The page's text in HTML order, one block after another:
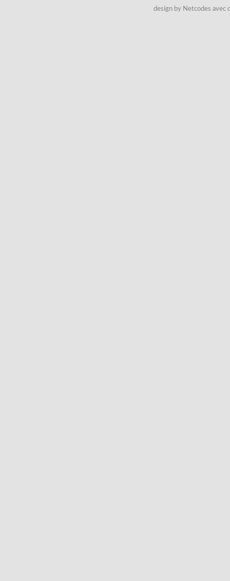
design by Netcodes avec